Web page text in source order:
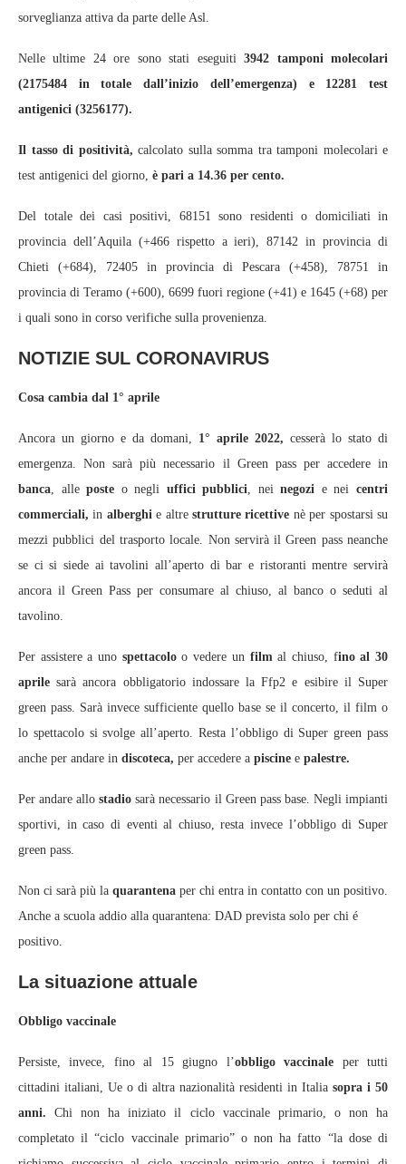
sorveglianza attiva da parte delle Asl.
Nelle ultime 24 ore sono stati eseguiti3942 tamponi molecolari
(2175484 in totale dall’inizio dell’emergenza) e 12281 test
antigenici (3256177).
Il tasso di positività, calcolato sulla somma tra tamponi molecolari e
test antigenici del giorno, è pari a 14.36 per cento.
Del totale dei casi positivi, 68151 sono residenti o domiciliati in
provincia dell’Aquila (+466 rispetto a ieri), 87142 in provincia di
Chieti (+684), 72405 in provincia di Pescara (+458), 78751 in
provincia di Teramo (+600), 6699 fuori regione (+41) e 1645 (+68) per
i quali sono in corso verifiche sulla provenienza.
NOTIZIE SUL CORONAVIRUS
Cosa cambia dal 1° aprile
Ancora un giorno e da domani, 1° aprile 2022, cesserà lo stato di
emergenza. Non sarà più necessario il Green pass per accedere in
banca , alleposte o negli uffici pubblici , neinegozi e neicentri
commerciali, in alberghi e altrestrutture ricettive nè per spostarsi su
mezzi pubblici del trasporto locale. Non servirà il Green pass neanche
se ci si siede ai tavolini all’aperto di bar e ristoranti mentre servirà
ancora il Green Pass per consumare al chiuso, al banco o seduti al
tavolino.
Per assistere a uno spettacoloo vedere un film al chiuso, fino al 30
aprile sarà ancora obbligatorio indossare la Ffp2 e esibire il Super
green pass. Sarà invece sufficiente quello base se il concerto, il film o
lo spettacolo si svolge all’aperto. Resta l’obbligo di Super green pass
anche per andare in discoteca, per accedere a piscine e palestre.
Per andare allostadio sarà necessario il Green pass base. Negli impianti
sportivi, in caso di eventi al chiuso, resta invece l’obbligo di Super
green pass.
Non ci sarà più la quarantena per chi entra in contatto con un positivo.
Anche a scuola addio alla quarantena: DAD prevista solo per chi é
positivo.
La situazione attuale
Obbligo vaccinale
Persiste, invece, fino al 15 giugno l’obbligo vaccinale per tutti
cittadini italiani, Ue o di altra nazionalità residenti in Italia sopra i 50
anni. Chi non ha iniziato il ciclo vaccinale primario, o non ha
completato il “ciclo vaccinale primario” o non ha fatto “la dose di